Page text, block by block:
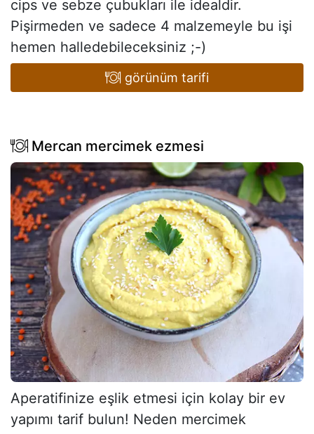
cips ve sebze çubukları ile idealdir.
Pişirmeden ve sadece 4 malzemeyle bu işi
hemen halledebileceksiniz ;-)
görünüm tarifi
Mercan mercimek ezmesi
Aperatifinize eşlik etmesi için kolay bir ev
yapımı tarif bulun! Neden mercimek